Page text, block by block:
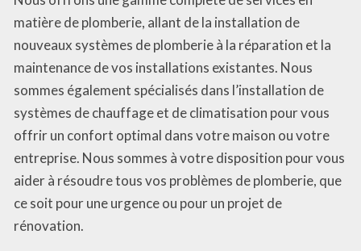
matière de plomberie, allant de la installation de
nouveaux systèmes de plomberie à la réparation et la
maintenance de vos installations existantes. Nous
sommes également spécialisés dans l’installation de
systèmes de chauffage et de climatisation pour vous
offrir un confort optimal dans votre maison ou votre
entreprise. Nous sommes à votre disposition pour vous
aider à résoudre tous vos problèmes de plomberie, que
ce soit pour une urgence ou pour un projet de
rénovation.